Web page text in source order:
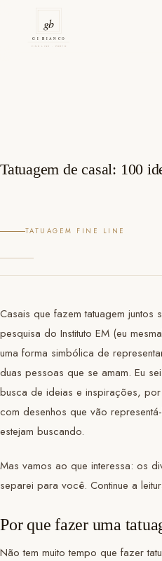
content
Gi Bianco Tattoo Porto
Tatuagem de casal: 100
TATUAGEM FINE LINE
Casais que fazem tatuagem
pesquisa do Instituto EM (eu
uma forma simbólica de
duas pessoas que se amam. Eu
busca de ideias e inspirações,
com desenhos que vão
estejam buscando.
Mas vamos ao que interessa: os
separei para você. Continue a
Por que fazer uma
Não tem muito tempo que fazer